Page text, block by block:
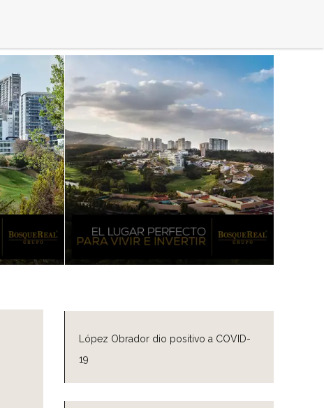
López Obrador dio positivo a COVID-
19